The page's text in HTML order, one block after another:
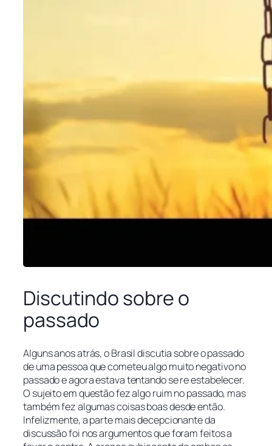
Discutindo sobre o
passado
Alguns anos atrás, o Brasil discutia sobre o passado
de uma pessoa que cometeu algo muito negativo no
passado e agora estava tentando se re estabelecer.
O sujeito em questão fez algo ruim no passado, mas
também fez algumas coisas boas desde então.
Infelizmente, a parte mais decepcionante da
discussão foi nos argumentos que foram feitos a